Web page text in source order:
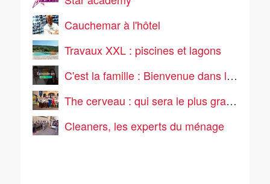
Cauchemar à l'hôtel
Travaux XXL : piscines et lagons
C'est la famille : Bienvenue dans leur vraie vie
The cerveau : qui sera le plus grand cerveau de la télé-réalité ?
Cleaners, les experts du ménage